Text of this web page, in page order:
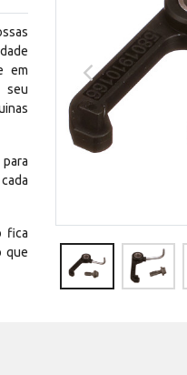
em
seu
fica
que